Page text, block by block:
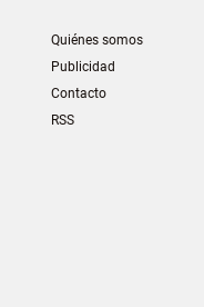
Quiénes somos
Publicidad
Contacto
RSS